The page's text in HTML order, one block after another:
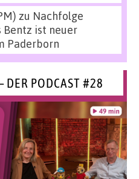
zu Nachfolge
Bentz ist neuer
Paderborn
DER PODCAST #28